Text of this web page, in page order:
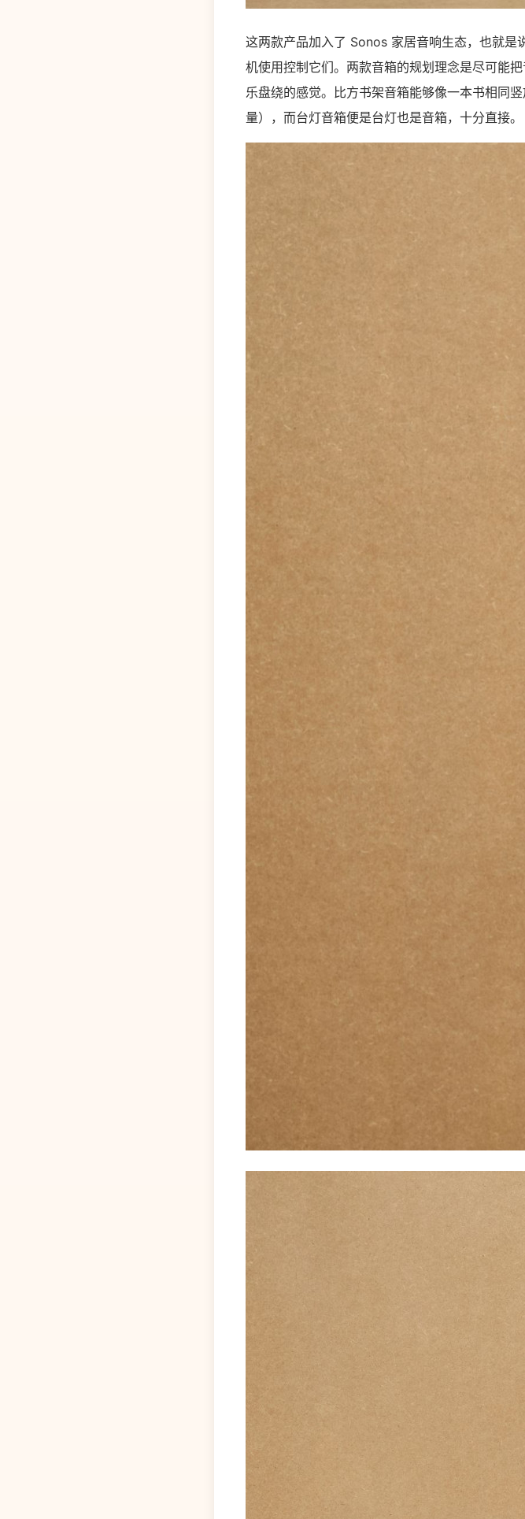
这两款产品加入了 Sonos 家居音响生态，也就
机使用控制它们。两款音箱的规划理念是尽可能
乐盘绕的感觉。比方书架音箱能够像一本书相同
量），而台灯音箱便是台灯也是音箱，十分直接。